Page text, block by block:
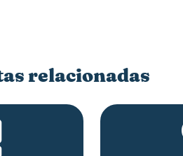
relacionadas